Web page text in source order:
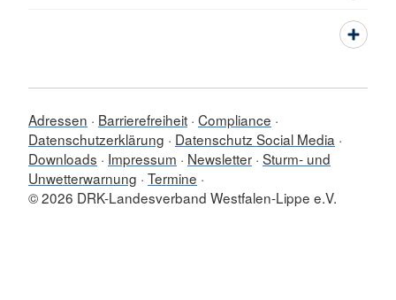
Adressen Barrierefreiheit Compliance
Datenschutzerklärung
Datenschutz Social Media
Downloads
Impressum Newsletter Sturm- und
Unwetterwarnung Termine
© 2026 DRK-Landesverband Westfalen-Lippe e.V.